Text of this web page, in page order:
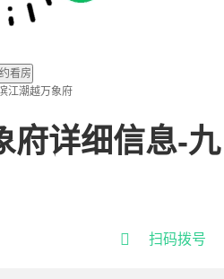
看房
江潮越万象府
府详细信息-九
 扫码拨号